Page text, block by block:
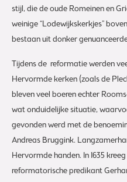
stijl, die de oude Romeinen en
weinige “Lodewijkskerkjes”
bestaan uit donker
Tijdens de reformatie werden
Hervormde kerken (zoals de
bleven veel boeren echter
wat onduidelijke situatie,
gevonden werd met de
Andreas Bruggink.
Hervormde handen. In 1635
reformatorische predikant